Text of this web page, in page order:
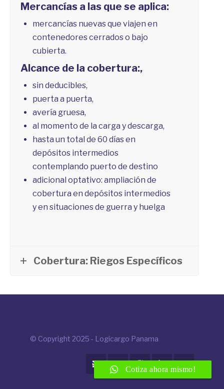
Mercancías a las que se aplica:
mercancías nuevas que viajen en
contenedores cerrados o bajo
cubierta.
Alcance de la cobertura:,
sin deducibles,
puerta a puerta,
avería gruesa,
al momento de la carga y descarga,
hasta un total de 60 días en
depósitos intermedios
contemplando puerto de destino
adicional optativo: ampliación de
cobertura en depósitos intermedios
y en situaciones de guerra y huelga
Cobertura: Riegos Específicos
© Copyright 2025 - Logicargo Panama
    
Cotiza ahora mismo!